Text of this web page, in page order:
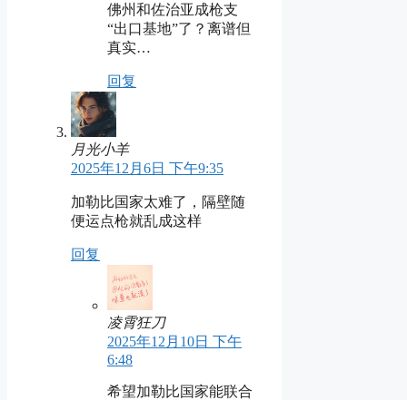
佛州和佐治亚成枪支
“出口基地”了？离谱但
真实…
回复
月光小羊
2025年12月6日 下午9:35
加勒比国家太难了，隔壁随
便运点枪就乱成这样
回复
凌霄狂刀
2025年12月10日 下午
6:48
希望加勒比国家能联合